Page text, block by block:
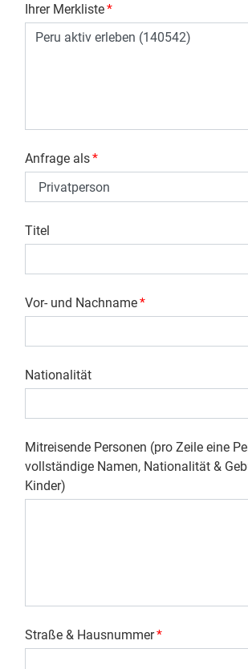
Ihrer Merkliste*
Anfrage als*
Titel
Vor- und Nachname*
Nationalität
Mitreisende Personen (pro Zeile eine
vollständige Namen, Nationalität &
Kinder)
Straße & Hausnummer*